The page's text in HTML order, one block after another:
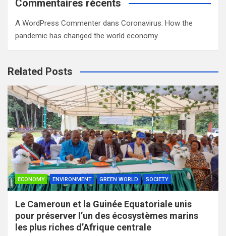
Commentaires récents
A WordPress Commenter dans Coronavirus: How the
pandemic has changed the world economy
Related Posts
ECONOMY ENVIRONMENT GREEN WORLD SOCIETY
Le Cameroun et la Guinée Equatoriale unis
pour préserver l’un des écosystèmes marins
les plus riches d’Afrique centrale